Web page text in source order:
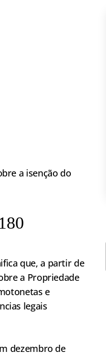
a isenção do
que, a partir de
a Propriedade
e
legais
dezembro de